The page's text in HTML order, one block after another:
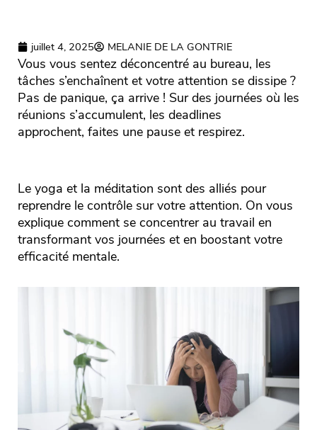
juillet 4, 2025 MELANIE DE LA GONTRIE
Vous vous sentez déconcentré au bureau, les
tâches s’enchaînent et votre attention se dissipe ?
Pas de panique, ça arrive ! Sur des journées où les
réunions s’accumulent, les deadlines
approchent, faites une pause et respirez.
Le yoga et la méditation sont des alliés pour
reprendre le contrôle sur votre attention. On vous
explique comment se concentrer au travail en
transformant vos journées et en boostant votre
efficacité mentale.